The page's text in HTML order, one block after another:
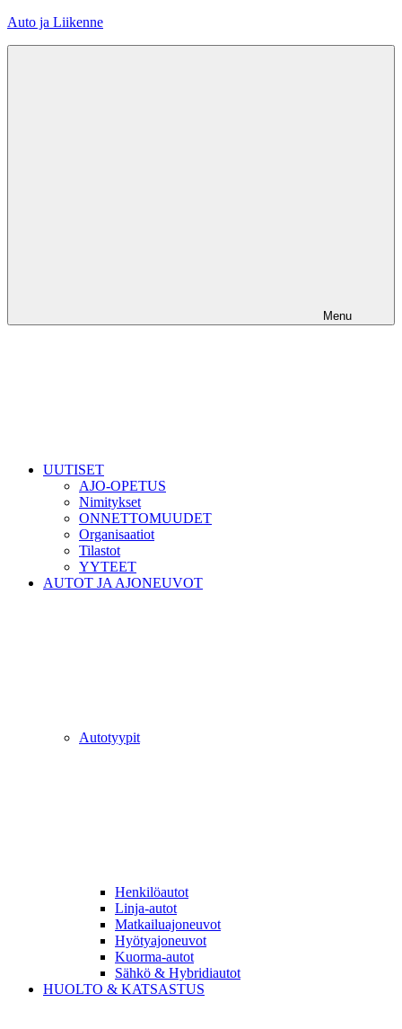
Skip
Auto ja Liikenne
Menu
UUTISET
AJO-OPETUS
Nimitykset
ONNETTOMUUDET
Organisaatiot
Tilastot
YYTEET
AUTOT JA AJONEUVOT
Autotyypit
Henkilöautot
Linja-autot
Matkailuajoneuvot
Hyötyajoneuvot
Kuorma-autot
Sähkö & Hybridiautot
HUOLTO & KATSASTUS